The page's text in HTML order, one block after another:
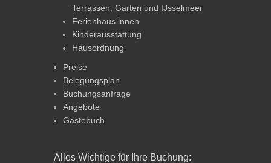
Terrassen, Garten und IJsselmeer
Ferienhaus innen
Kinderausstattung
Hausordnung
Preise
Belegungsplan
Buchungsanfrage
Angebote
Gästebuch
Alles Wichtige für Ihre Buchung: